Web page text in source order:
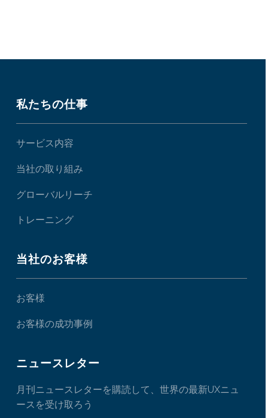
私たちの仕事
サービス内容
当社の取り組み
グローバルリーチ
トレーニング
当社のお客様
お客様
お客様の成功事例
ニュースレター
月刊ニュースレターを購読して、世界の最新UXニュ
ースを受け取ろう